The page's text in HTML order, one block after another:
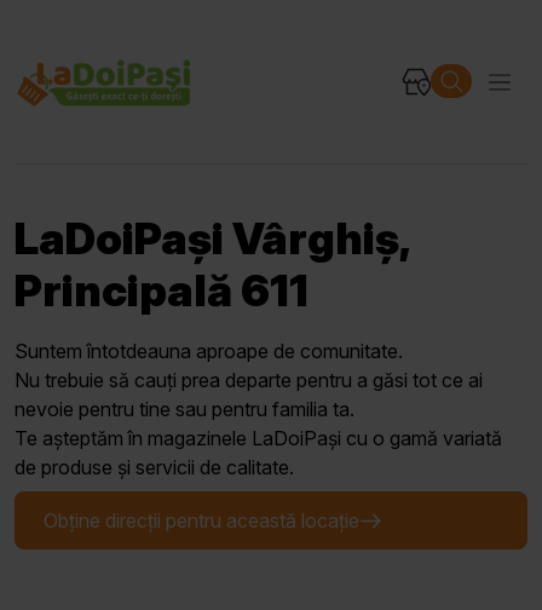
LaDoiPași Vârghiș,
Principală 611
Suntem întotdeauna aproape de comunitate.
Nu trebuie să cauți prea departe pentru a găsi tot ce ai
nevoie pentru tine sau pentru familia ta.
Te așteptăm în magazinele LaDoiPași cu o gamă variată
de produse și servicii de calitate.
Obține direcții pentru această locație